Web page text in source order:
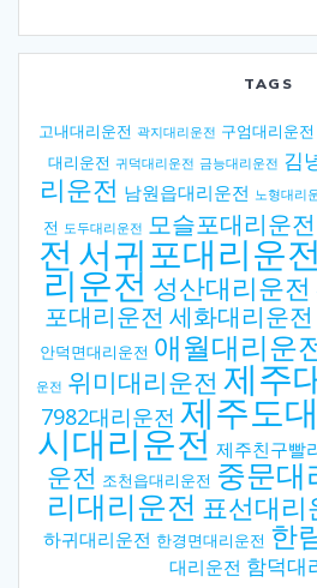
TAGS
고내대리운전 곽지대리운전 구엄대리운전
대리운전 귀덕대리운전 금능대리운전 김
리운전 남원읍대리운전 노형대리
전 도두대리운전 모슬포대리운전
전 서귀포대리운전
리운전 성산대리운전
포대리운전 세화대리운전
안덕면대리운전 애월대리운
운전 위미대리운전 제주
7982대리운전 제주도
시대리운전 제주친구빨
운전 조천읍대리운전 중문대
리대리운전 표선대리
하귀대리운전 한경면대리운전 한
대리운전 함덕대